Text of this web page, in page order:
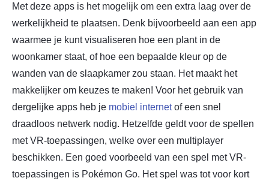
Met deze apps is het mogelijk om een extra laag over de
werkelijkheid te plaatsen. Denk bijvoorbeeld aan een app
waarmee je kunt visualiseren hoe een plant in de
woonkamer staat, of hoe een bepaalde kleur op de
wanden van de slaapkamer zou staan. Het maakt het
makkelijker om keuzes te maken! Voor het gebruik van
dergelijke apps heb je mobiel internetof een snel
draadloos netwerk nodig. Hetzelfde geldt voor de spellen
met VR-toepassingen, welke over een multiplayer
beschikken. Een goed voorbeeld van een spel met VR-
toepassingen is Pokémon Go. Het spel was tot voor kort